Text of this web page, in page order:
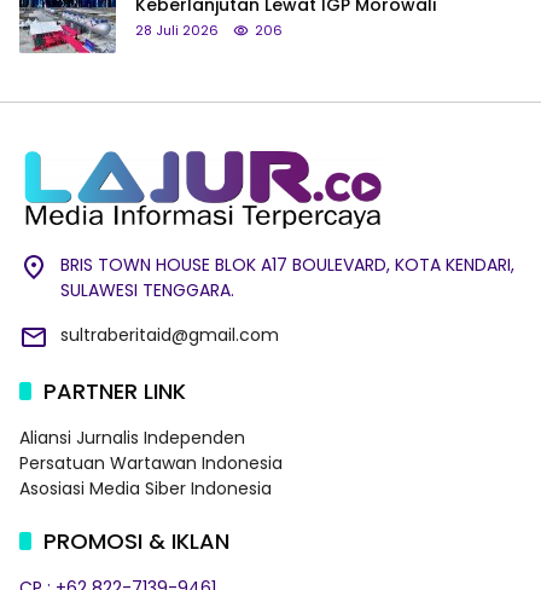
Keberlanjutan Lewat IGP Morowali
28 Juli 2026 206
BRIS TOWN HOUSE BLOK A17 BOULEVARD, KOTA KENDARI,
SULAWESI TENGGARA.
sultraberitaid@gmail.com
PARTNER LINK
Aliansi Jurnalis Independen
Persatuan Wartawan Indonesia
Asosiasi Media Siber Indonesia
PROMOSI & IKLAN